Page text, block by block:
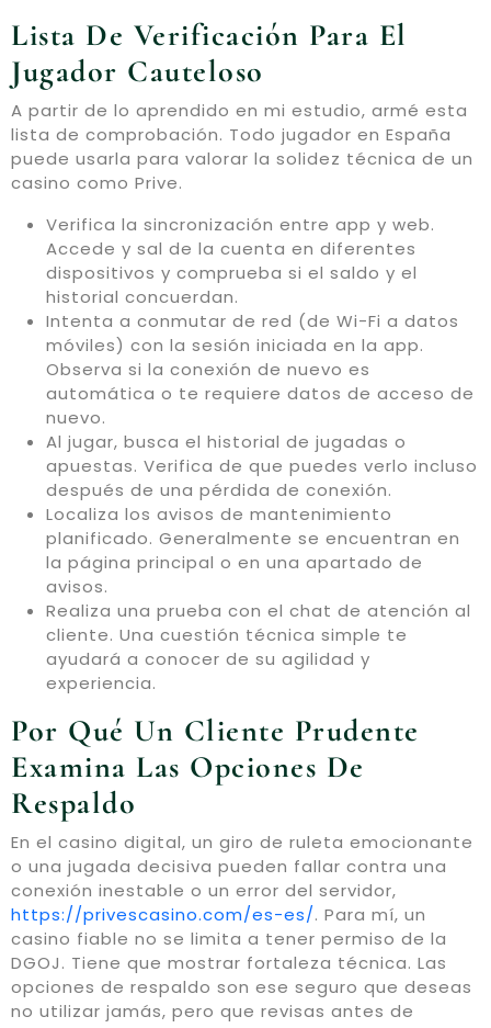
Lista De Verificación Para El
Jugador Cauteloso
A partir de lo aprendido en mi estudio, armé esta
lista de comprobación. Todo jugador en España
puede usarla para valorar la solidez técnica de un
casino como Prive.
Verifica la sincronización entre app y web.
Accede y sal de la cuenta en diferentes
dispositivos y comprueba si el saldo y el
historial concuerdan.
Intenta a conmutar de red (de Wi-Fi a datos
móviles) con la sesión iniciada en la app.
Observa si la conexión de nuevo es
automática o te requiere datos de acceso de
nuevo.
Al jugar, busca el historial de jugadas o
apuestas. Verifica de que puedes verlo incluso
después de una pérdida de conexión.
Localiza los avisos de mantenimiento
planificado. Generalmente se encuentran en
la página principal o en una apartado de
avisos.
Realiza una prueba con el chat de atención al
cliente. Una cuestión técnica simple te
ayudará a conocer de su agilidad y
experiencia.
Por Qué Un Cliente Prudente
Examina Las Opciones De
Respaldo
En el casino digital, un giro de ruleta emocionante
o una jugada decisiva pueden fallar contra una
conexión inestable o un error del servidor,
https://privescasino.com/es-es/. Para mí, un
casino fiable no se limita a tener permiso de la
DGOJ. Tiene que mostrar fortaleza técnica. Las
opciones de respaldo son ese seguro que deseas
no utilizar jamás, pero que revisas antes de